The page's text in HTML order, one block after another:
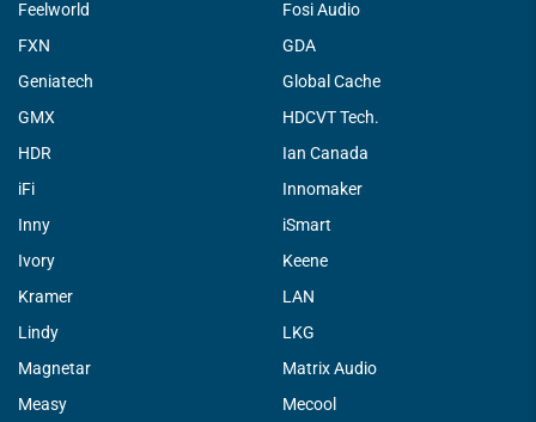
Feelworld
Fosi Audio
FXN
GDA
Geniatech
Global Cache
GMX
HDCVT Tech.
HDR
Ian Canada
iFi
Innomaker
Inny
iSmart
Ivory
Keene
Kramer
LAN
Lindy
LKG
Magnetar
Matrix Audio
Measy
Mecool